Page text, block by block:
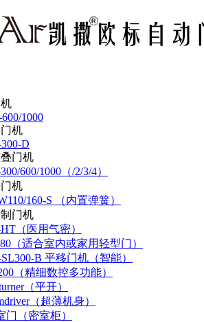
1000
机
D
门机
600/1000（/2/3/4）
机
160-S （内置弹簧）
门机
（医用气密）
（适合室内或家用轻型门）
B 平移门机（智能）
（精细数控多功能）
（平开）
（超薄机身）
门（密室柜）